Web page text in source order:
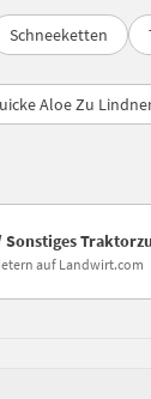
Schneeketten
Aloe Zu
auf Landwirt.com